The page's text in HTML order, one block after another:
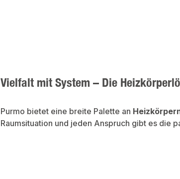
Vielfalt mit System – Die
Purmo bietet eine breite Palette an
Raumsituation und jeden Anspruch gibt es die